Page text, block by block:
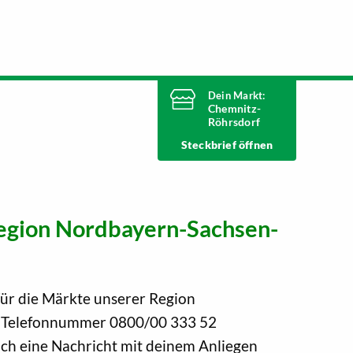
Dein Markt:
Chemnitz-
Röhrsdorf
Heute geschlossen
Telefonnummer
Markt ändern
Steckbrief
Nordbayern-Sachsen-
die Märkte unserer Region
0800/00 333 52
eine Nachricht mit deinem Anliegen